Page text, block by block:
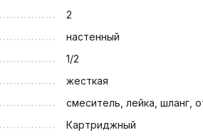
2
настенный
1/2
жесткая
смеситель, лейка, шланг,
Картриджный